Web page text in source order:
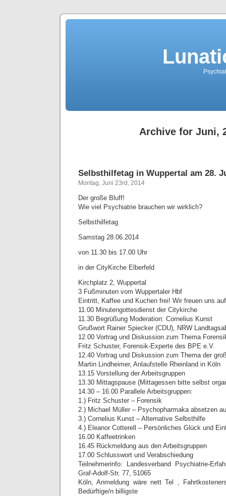
Archive for Juni,
Selbsthilfetag in Wuppertal am 28.
Montag, Juni 23rd, 2014
Der große Bluff!
Wie viel Psychiatrie brauchen wir wirklich?
Selbsthilfetag
Samstag 28.06.2014
von 11.30 bis 17.00 Uhr
in der CityKirche Elberfeld
Kirchplatz 2, Wuppertal
3 Fußminuten vom Wuppertaler Hbf
Eintritt, Kaffee und Kuchen frei! Wir freuen uns
11.00 Minutengottesdienst der Citykirche
11.30 Begrüßung Moderation: Cornelius Kunst
Grußwort Rainer Spiecker (CDU), NRW
12.00 Vortrag und Diskussion zum Thema
Fritz Schuster, Forensik-Experte des BPE e.V.
12.40 Vortrag und Diskussion zum Thema der
Martin Lindheimer, Anlaufstelle Rheinland in Köln
13.15 Vorstellung der Arbeitsgruppen
13.30 Mittagspause (Mittagessen bitte selbst
14.30 – 16.00 Parallele Arbeitsgruppen:
1.) Fritz Schuster – Forensik
2.) Michael Müller – Psychopharmaka absetzen
3.) Cornelius Kunst – Alternative Selbsthilfe
4.) Eleanor Cotterell – Persönliches Glück und
16.00 Kaffeetrinken
16.45 Rückmeldung aus den Arbeitsgruppen
17.00 Schlusswort und Verabschiedung
Teilnehmerinfo: Landesverband Psychiatrie-
Graf-Adolf-Str. 77, 51065
Köln, Anmeldung wäre nett Tel ,
Bedürftige/n billigste